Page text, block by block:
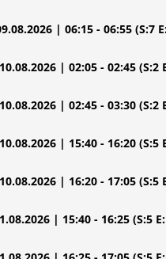
| 06:15 - 06:55 (S:7
| 02:05 - 02:45 (S:2
| 02:45 - 03:30 (S:2
| 15:40 - 16:20 (S:5
| 16:20 - 17:05 (S:5
| 15:40 - 16:25 (S:5